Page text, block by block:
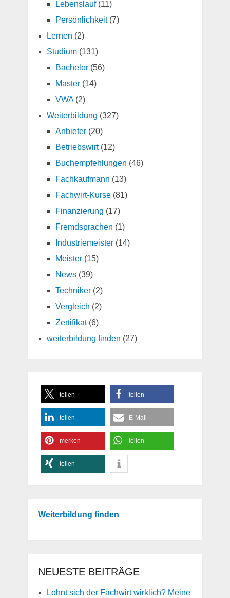
Lebenslauf(11)
Persönlichkeit(7)
Lernen (2)
Studium(131)
Bachelor(56)
Master(14)
VWA(2)
Weiterbildung (327)
Anbieter(20)
Betriebswirt(12)
Buchempfehlungen (46)
Fachkaufmann (13)
Fachwirt-Kurse(81)
Finanzierung (17)
Fremdsprachen (1)
Industriemeister(14)
Meister(15)
News(39)
Techniker(2)
Vergleich (2)
Zertifikat(6)
weiterbildung finden (27)
teilen teilen
teilen E-Mail
merken teilen
teilen
Weiterbildung finden
NEUESTE BEITRÄGE
Lohnt sich der Fachwirt wirklich? Meine